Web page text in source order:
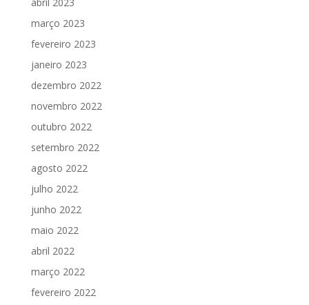
março 2023
fevereiro 2023
janeiro 2023
dezembro 2022
novembro 2022
outubro 2022
setembro 2022
agosto 2022
julho 2022
junho 2022
maio 2022
abril 2022
março 2022
fevereiro 2022